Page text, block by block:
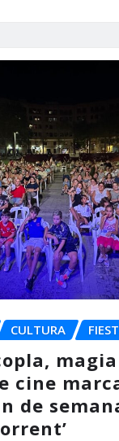
CULTURA
cine
de